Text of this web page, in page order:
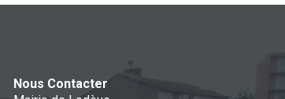
Nous Contacter